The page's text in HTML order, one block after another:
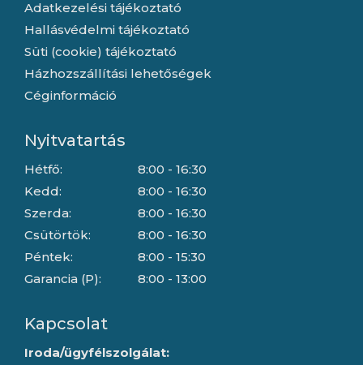
Adatkezelési tájékoztató
Hallásvédelmi tájékoztató
Süti (cookie) tájékoztató
Házhozszállítási lehetőségek
Céginformáció
Nyitvatartás
Hétfő:
Kedd:
Szerda:
Csütörtök:
Péntek:
Garancia (P):
8:00 - 16:30
8:00 - 16:30
8:00 - 16:30
8:00 - 16:30
8:00 - 15:30
8:00 - 13:00
Kapcsolat
Iroda/ügyfélszolgálat: